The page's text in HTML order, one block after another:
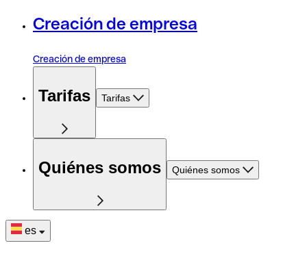
Creación de empresa
Creación de empresa
Tarifas Tarifas
Quiénes somos Quiénes somos
es